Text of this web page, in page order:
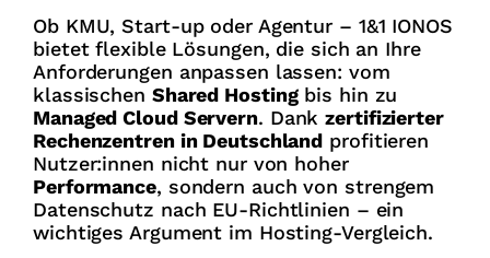
Ob KMU, Start-up oder Agentur – 1&1 IONOS
bietet flexible Lösungen, die sich an Ihre
Anforderungen anpassen lassen: vom
klassischen Shared Hostingbis hin zu
Managed Cloud Servern. Dankzertifizierter
Rechenzentren in Deutschland profitieren
Nutzer:innen nicht nur von hoher
Performance, sondern auch von strengem
Datenschutz nach EU-Richtlinien – ein
wichtiges Argument im Hosting-Vergleich.